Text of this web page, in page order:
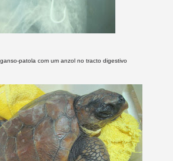
patola com um anzol no tracto digestivo